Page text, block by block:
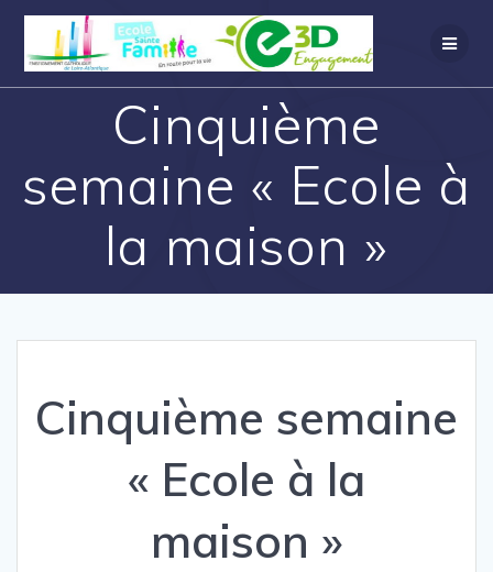
Cinquième
semaine « Ecole à
la maison »
Cinquième semaine
« Ecole à la
maison »